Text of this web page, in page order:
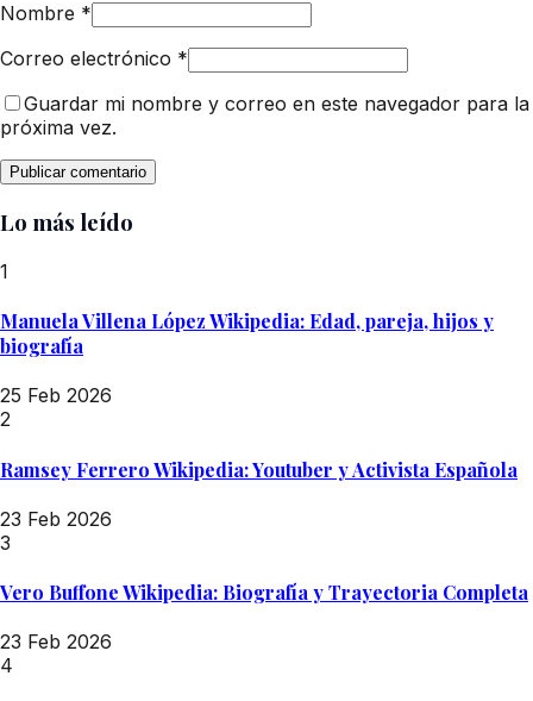
Nombre *
Correo electrónico *
Guardar mi nombre y correo en este navegador para la
próxima vez.
Lo más leído
1
Manuela Villena López Wikipedia: Edad, pareja, hijos y
biografía
25 Feb 2026
2
Ramsey Ferrero Wikipedia: Youtuber y Activista Española
23 Feb 2026
3
Vero Buffone Wikipedia: Biografía y Trayectoria Completa
23 Feb 2026
4